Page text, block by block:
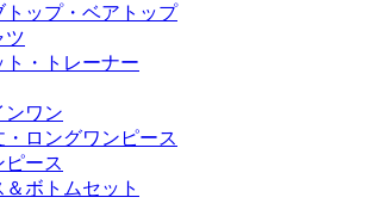
トップ・ベアトップ
ツ
ト・トレーナー
ンワン
・ロングワンピース
ピース
＆ボトムセット